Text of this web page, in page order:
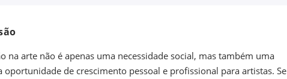
na arte não é apenas uma necessidade social, mas também uma
oportunidade de crescimento pessoal e profissional para artistas. Se